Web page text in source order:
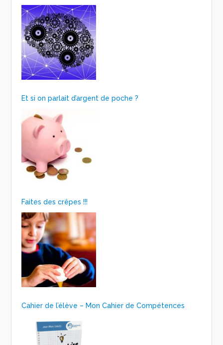
Et si on parlait d’argent de poche ?
Faites des crêpes !!!
Cahier de l’élève – Mon Cahier de Compétences